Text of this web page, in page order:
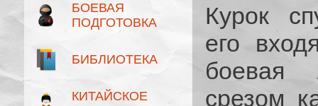
БОЕВАЯ
ПОДГОТОВКА
БИБЛИОТЕКА
КИТАЙСКОЕ
Курок
его
боевая
срезом